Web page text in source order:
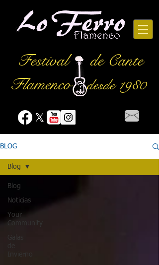
Festival
de Cante
Flamencodesde 1980
BLOG
Blog
Noticias
Your
Community
Invierno
Blog